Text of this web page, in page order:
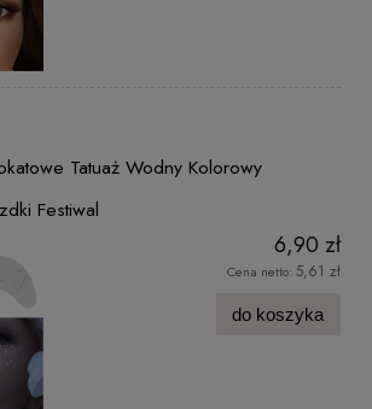
Tatuaż Wodny Kolorowy
Festiwal
6,90 zł
Cena netto: 5,61 zł
do koszyka